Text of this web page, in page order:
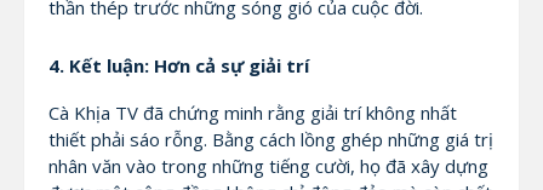
thần thép trước những sóng gió của cuộc đời.
4. Kết luận: Hơn cả sự giải trí
Cà Khịa TV đã chứng minh rằng giải trí không nhất
thiết phải sáo rỗng. Bằng cách lồng ghép những giá trị
nhân văn vào trong những tiếng cười, họ đã xây dựng